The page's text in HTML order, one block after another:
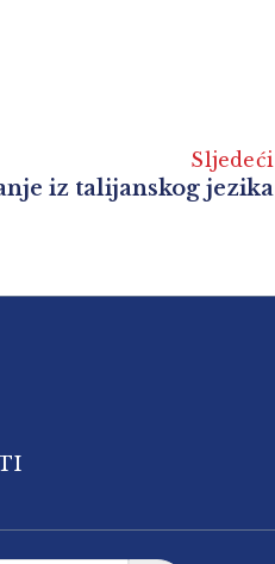
Sljedeći
iz talijanskog jezika